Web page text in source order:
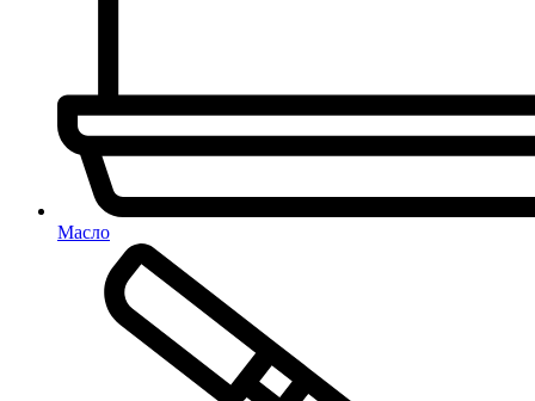
Масло